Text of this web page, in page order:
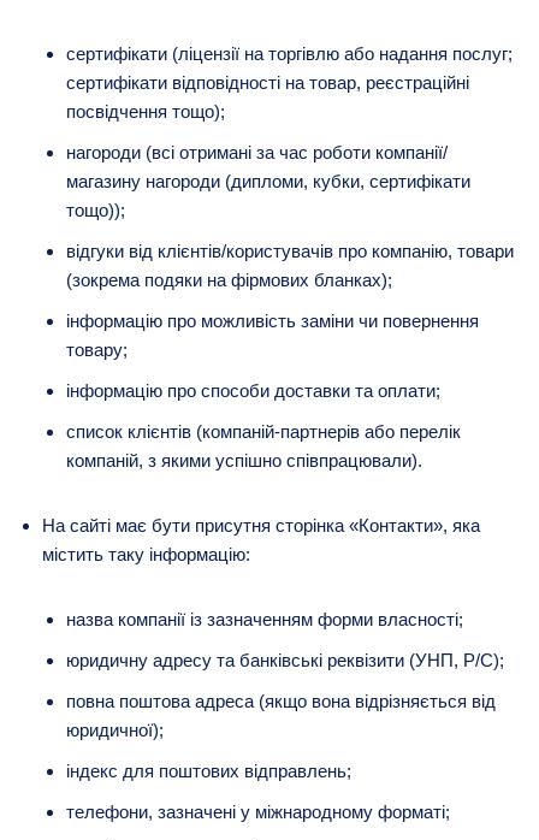
сертифікати (ліцензії на торгівлю або надання послуг;
сертифікати відповідності на товар, реєстраційні
посвідчення тощо);
нагороди (всі отримані за час роботи компанії/
магазину нагороди (дипломи, кубки, сертифікати
тощо));
відгуки від клієнтів/користувачів про компанію, товари
(зокрема подяки на фірмових бланках);
інформацію про можливість заміни чи повернення
товару;
інформацію про способи доставки та оплати;
список клієнтів (компаній-партнерів або перелік
компаній, з якими успішно співпрацювали).
На сайті має бути присутня сторінка «Контакти», яка
містить таку інформацію:
назва компанії із зазначенням форми власності;
юридичну адресу та банківські реквізити (УНП, Р/С);
повна поштова адреса (якщо вона відрізняється від
юридичної);
індекс для поштових відправлень;
телефони, зазначені у міжнародному форматі;